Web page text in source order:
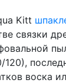
Kitt
связки
120),
воска